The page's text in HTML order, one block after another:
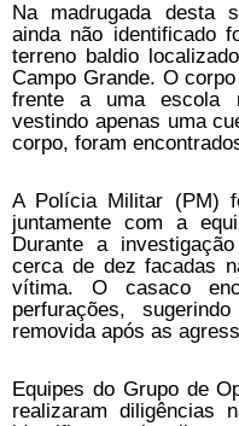
Na madrugada desta
ainda não identificado
terreno baldio
Campo Grande. O
frente a uma escola
vestindo apenas uma
corpo, foram
A Polícia Militar (PM)
juntamente com a
Durante a
cerca de dez facadas
vítima. O casaco
perfurações,
removida após as
Equipes do Grupo de
realizaram diligências